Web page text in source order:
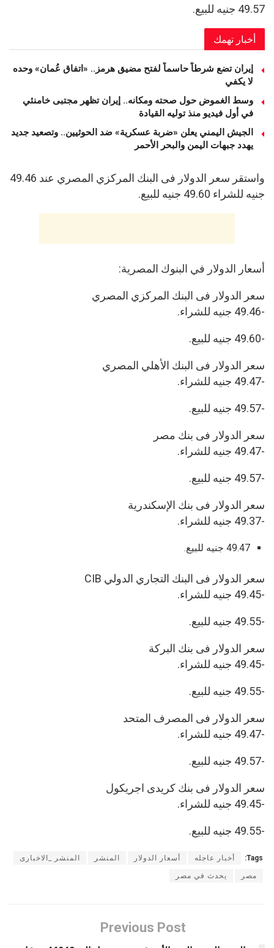
49.57 جنيه للبيع.
أخبار تهمك
إيران تضع شرطاً حاسماً لفتح مضيق هرمز.. «اتفاق عُمان» وحده
لا يكفي
وسط الغموض حول صحته ومكانه.. إيران تظهر مجتبى خامنئي
في أول فيديو منذ توليه القيادة
الجيش اليمني يعلن «ضربة عسكرية» ضد الحوثيين.. وتصعيد جديد
يهدد جبهات اليمن والبحر الأحمر
واستقر سعر الدولار فى البنك المركزي المصري عند 49.46
جنيه للشراء 49.60 جنيه للبيع.
أسعار الدولار في البنوك المصرية:
سعر الدولار فى البنك المركزي المصري
-49.46 جنيه للشراء.
-49.60 جنيه للبيع.
سعر الدولار فى البنك الأهلي المصري
-49.47 جنيه للشراء.
-49.57 جنيه للبيع.
سعر الدولار فى بنك مصر
-49.47 جنيه للشراء.
-49.57 جنيه للبيع.
سعر الدولار فى بنك الإسكندرية
-49.37 جنيه للشراء.
49.47 جنيه للبيع.
سعر الدولار فى البنك التجاري الدولي CIB
-49.45 جنيه للشراء.
-49.55 جنيه للبيع.
سعر الدولار فى بنك البركة
-49.45 جنيه للشراء.
-49.55 جنيه للبيع.
سعر الدولار فى المصرف المتحد
-49.47 جنيه للشراء.
-49.57 جنيه للبيع.
سعر الدولار فى بنك كريدى اجريكول
-49.45 جنيه للشراء.
-49.55 جنيه للبيع.
Tags: أخبار عاجله أسعار الدولار المنشر المنشر _الاخبارى
مصر يحدث في مصر
Previous Post